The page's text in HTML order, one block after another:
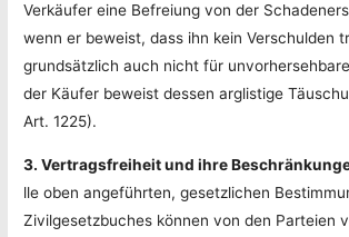
Verkäufer eine Befreiung von der
wenn er beweist, dass ihn kein Verschulden
grundsätzlich auch nicht für
der Käufer beweist dessen arglistige
Art. 1225).
3. Vertragsfreiheit und ihre
lle oben angeführten, gesetzlichen
Zivilgesetzbuches können von den Parteien